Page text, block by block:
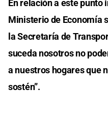
En relación a este punto
Ministerio de Economía
la Secretaría de
suceda nosotros no
a nuestros hogares que
sostén”.